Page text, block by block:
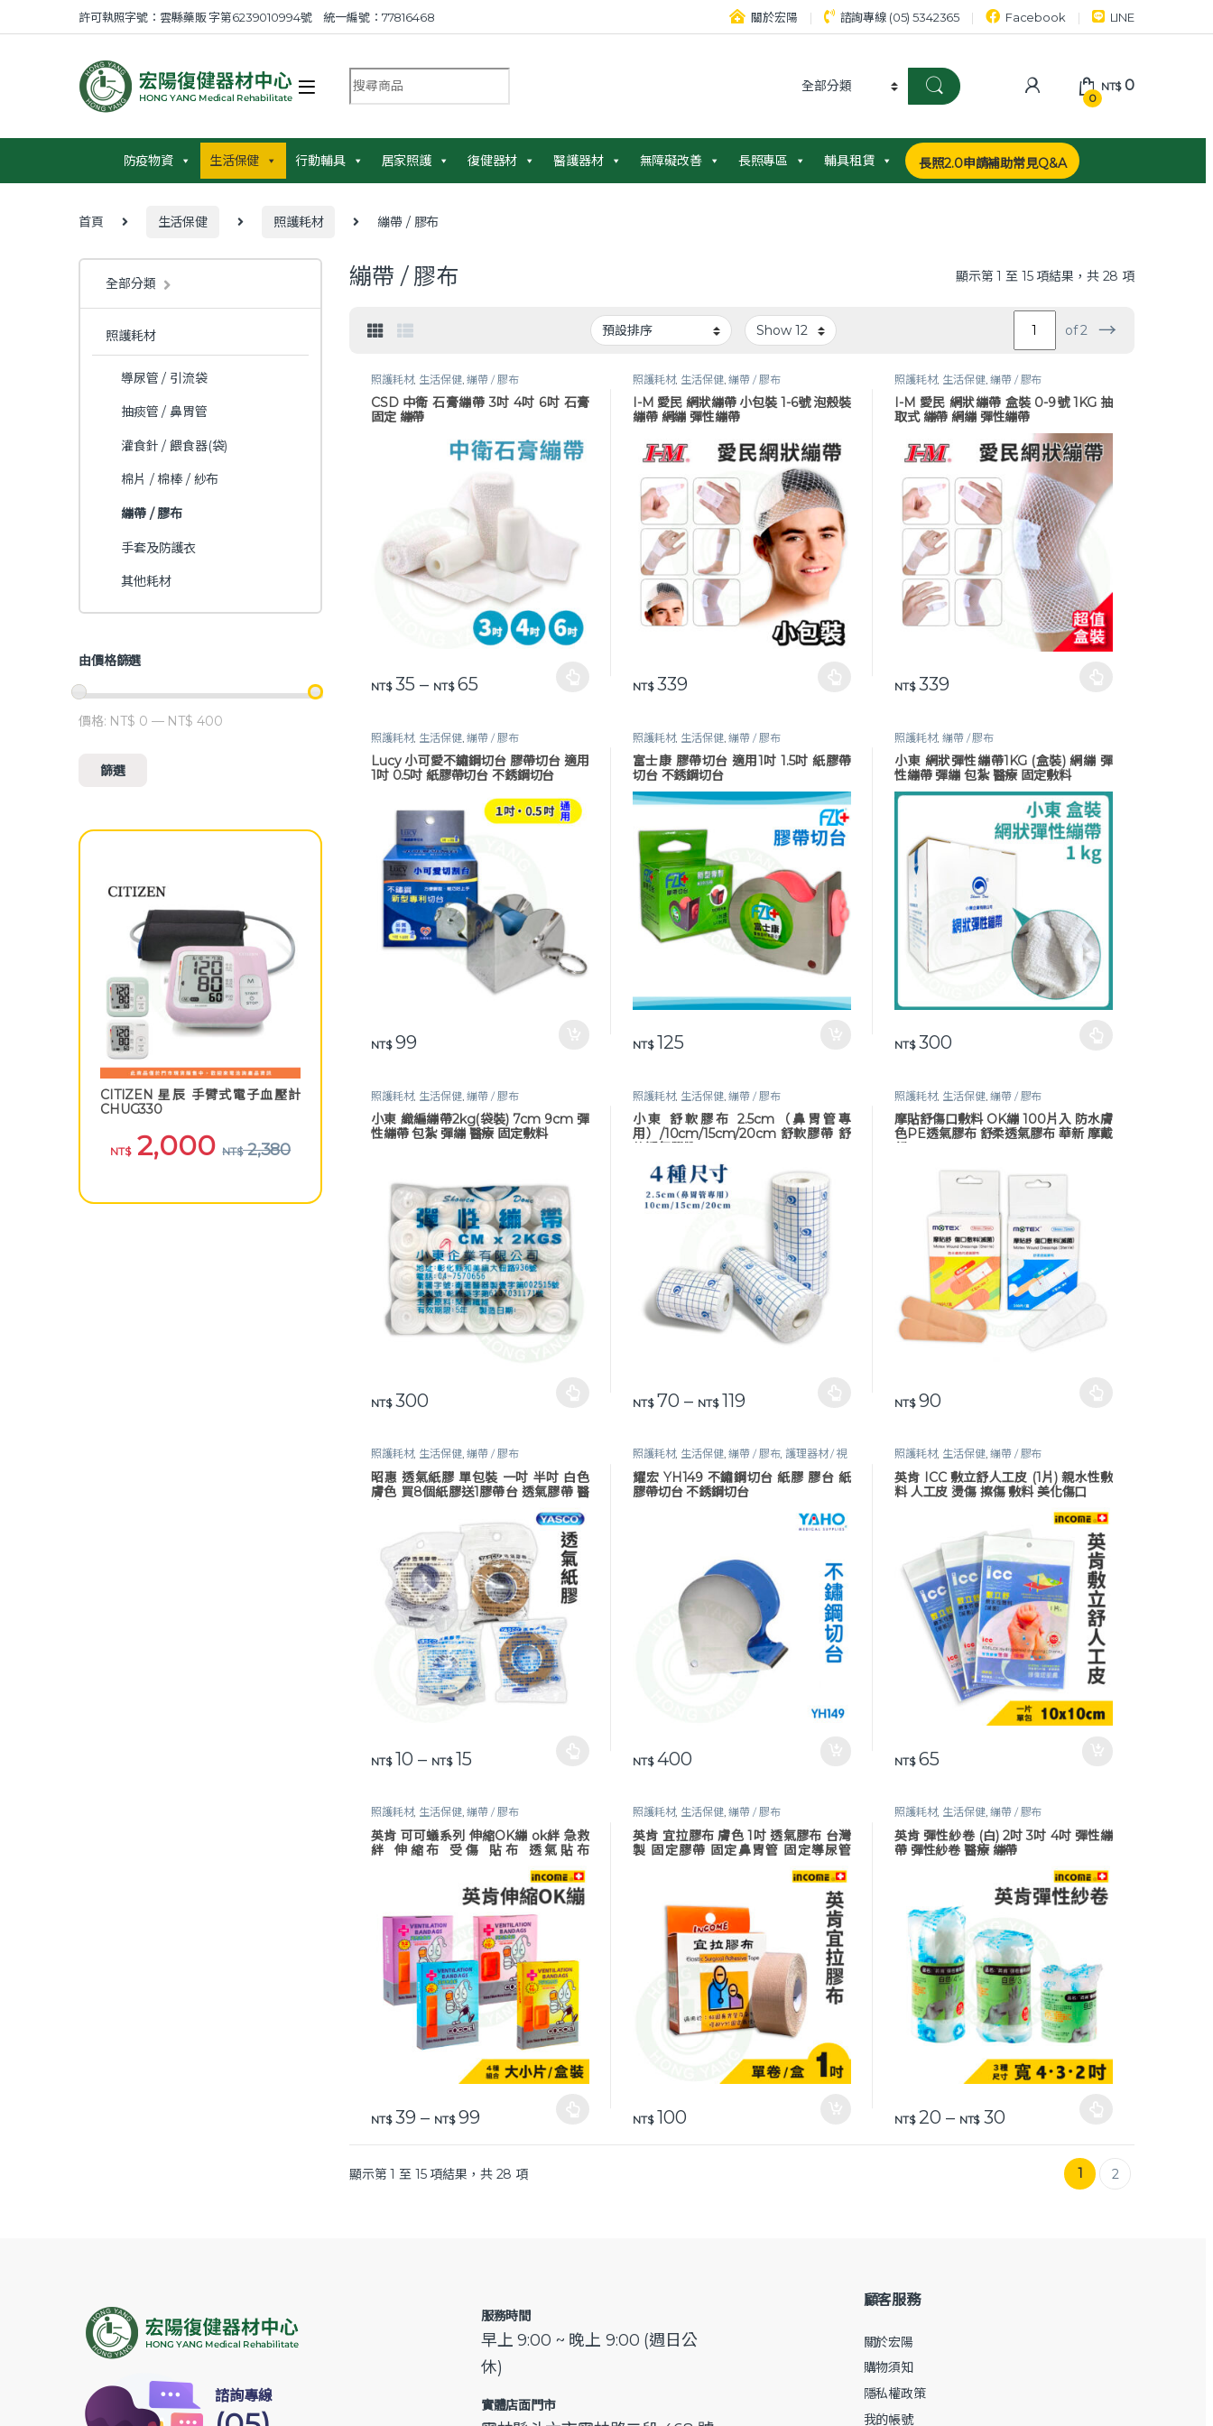
Skip to navigation
Skip to content許可執照字號：雲縣藥販 字第6239010994號 統一編號：77816468 關於宏陽 諮詢專線 (05) 5342365 Facebook LINE
搜尋商品：
0
NT$0
防疫物資 生活保健 行動輔具 居家照護 復健器材 醫護器材 無障礙改善 長照專區 輔具租賃 長照2.0申請補助常見Q&A
首頁 生活保健 照護耗材 繃帶 / 膠布
繃帶 / 膠布 顯示第 1 至 15 項結果，共 28 項
of 2 →
照護耗材, 生活保健,繃帶 / 膠布
CSD 中衛 石膏繃帶 3吋 4吋 6吋 石膏
固定 繃帶
NT$35 – NT$65價格範圍：NT$ 35 到 NT$ 65
此產品有多種款式。 可在產品頁面選擇選項
照護耗材, 生活保健,繃帶 / 膠布
I-M 愛民 網狀繃帶 小包裝 1-6號 泡殼裝
繃帶 網繃 彈性繃帶
NT$339
此產品有多種款式。 可在產品頁面選擇選項
照護耗材, 生活保健,繃帶 / 膠布
I-M 愛民 網狀繃帶 盒裝 0-9號 1KG 抽
取式 繃帶 網繃 彈性繃帶
NT$339
此產品有多種款式。 可在產品頁面選擇選項
照護耗材, 生活保健,繃帶 / 膠布
Lucy 小可愛不鏽鋼切台 膠帶切台 適用
1吋 0.5吋 紙膠帶切台 不銹鋼切台
NT$99
照護耗材, 生活保健,繃帶 / 膠布
富士康 膠帶切台 適用1吋 1.5吋 紙膠帶
切台 不銹鋼切台
NT$125
照護耗材,繃帶 / 膠布
小東 網狀彈性繃帶1KG (盒裝) 網繃 彈
性繃帶 彈繃 包紮 醫療 固定敷料
NT$300
此產品有多種款式。 可在產品頁面選擇選項
照護耗材, 生活保健,繃帶 / 膠布
小東 織編繃帶2kg(袋裝) 7cm 9cm 彈
性繃帶 包紮 彈繃 醫療 固定敷料
NT$300
此產品有多種款式。 可在產品頁面選擇選項
照護耗材, 生活保健,繃帶 / 膠布
小東 舒軟膠布 2.5cm（鼻胃管專
用）/10cm/15cm/20cm 舒軟膠帶 舒
軟透氣膠帶
NT$70 – NT$119價格範圍：NT$ 70 到 NT$ 119
此產品有多種款式。 可在產品頁面選擇選項
照護耗材, 生活保健,繃帶 / 膠布
摩貼舒傷口敷料 OK繃 100片入 防水膚
色PE透氣膠布 舒柔透氣膠布 華新 摩戴
舒
NT$90
此產品有多種款式。 可在產品頁面選擇選項
照護耗材, 生活保健,繃帶 / 膠布
昭惠 透氣紙膠 單包裝 一吋 半吋 白色
膚色 買8個紙膠送1膠帶台 透氣膠帶 醫
NT$10 – NT$15價格範圍：NT$ 10 到 NT$ 15
此產品有多種款式。 可在產品頁面選擇選項
照護耗材, 生活保健,繃帶 / 膠布, 護理器材 / 視
力表, 醫護器材 醫護工作設備
耀宏 YH149 不鏽鋼切台 紙膠 膠台 紙
膠帶切台 不銹鋼切台
NT$400
照護耗材, 生活保健,繃帶 / 膠布
英肯 ICC 敷立舒人工皮 (1片) 親水性敷
料 人工皮 燙傷 擦傷 敷料 美化傷口
NT$65
照護耗材, 生活保健,繃帶 / 膠布
英肯 可可蟻系列 伸縮OK繃 ok絆 急救
絆 伸縮布 受傷 貼布 透氣貼布
NT$39 – NT$99價格範圍：NT$ 39 到 NT$ 99
此產品有多種款式。 可在產品頁面選擇選項
照護耗材, 生活保健,繃帶 / 膠布
英肯 宜拉膠布 膚色 1吋 透氣膠布 台灣
製 固定膠帶 固定鼻胃管 固定導尿管
NT$100
照護耗材, 生活保健,繃帶 / 膠布
英肯 彈性紗卷 (白) 2吋 3吋 4吋 彈性繃
帶 彈性紗卷 醫療 繃帶
NT$20 – NT$30價格範圍：NT$ 20 到
此產品有多種款式。 可在產品頁面選擇選項
顯示第 1 至 15 項結果，共 28 項 1 2
全部分類
照護耗材
導尿管 / 引流袋
抽痰管 / 鼻胃管
灌食針 / 餵食器(袋)
棉片 / 棉棒 / 紗布
繃帶 / 膠布
手套及防護衣
其他耗材
由價格篩選
最低價格
最高價格
篩選
價格: NT$ 0 — NT$ 400
CITIZEN 星辰 手臂式電子血壓計
CHUG330
NT$2,000 NT$2,380
諮詢專線
服務時間
早上 9:00 ~ 晚上 9:00 (週日公
休)
實體店面門市
顧客服務
關於宏陽
購物須知
隱私權政策
我的帳號